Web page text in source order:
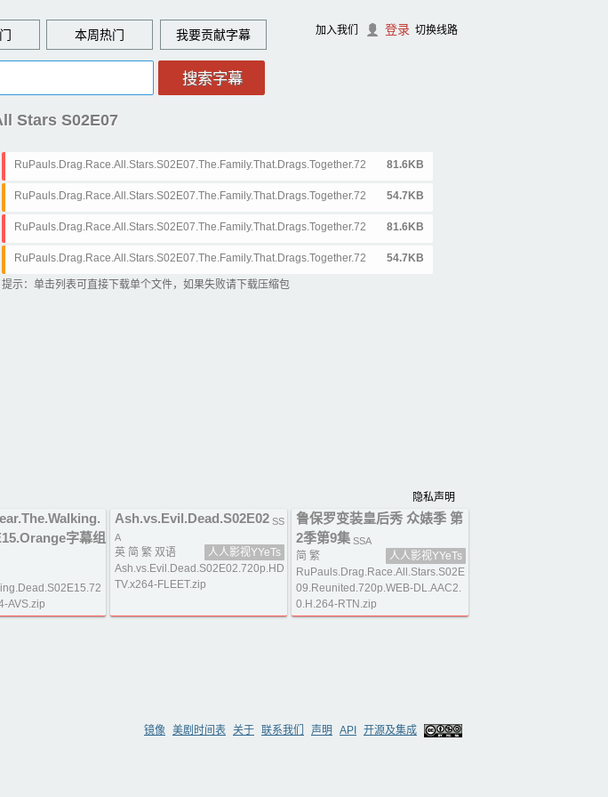
本周热门 贡献字幕 加入我们 登录 切换线路
Stars S02E07
RuPauls.Drag.Race.All.Stars.S02E07.The.Family.That.Drags.Together.72
0p.WEB-DL.AAC2.0.H.264-RTN.简体.ass
81.6KB
RuPauls.Drag.Race.All.Stars.S02E07.The.Family.That.Drags.Together.72
0p.WEB-DL.AAC2.0.H.264-RTN.简体.srt
54.7KB
RuPauls.Drag.Race.All.Stars.S02E07.The.Family.That.Drags.Together.72
0p.WEB-DL.AAC2.0.H.264-RTN.繁体.ass
81.6KB
RuPauls.Drag.Race.All.Stars.S02E07.The.Family.That.Drags.Together.72
0p.WEB-DL.AAC2.0.H.264-RTN.繁体.srt
54.7KB
提示：单击列表可直接下载单个文件，如果失败请下载压缩包
隐私声明
字幕组
AVS.zip
Ash.vs.Evil.Dead.S02E02 SS
A
英 简 繁 双语
人人影视YYeTs
Ash.vs.Evil.Dead.S02E02.720p.HD
TV.x264-FLEET.zip
鲁保罗变装皇后秀 众婊季 第
2季第9集 SSA
简 繁
人人影视YYeTs
RuPauls.Drag.Race.All.Stars.S02E
09.Reunited.720p.WEB-DL.AAC2.
0.H.264-RTN.zip
镜像 美剧时间表 关于 联系我们 声明 API 开源及集成